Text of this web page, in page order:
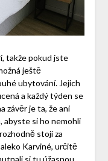
takže pokud jste
ještě
ubytování. Jejich
a každý týden se
závěr je ta, že ani
abyste si ho nemohli
stojí za
Karviné, určitě
si tu úžasnou